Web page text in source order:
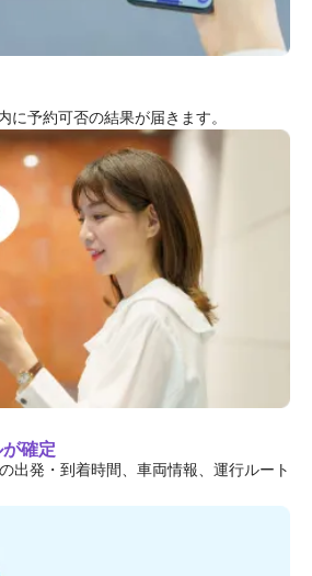
に予約可否の結果が届きます。
確定
出発・到着時間、車両情報、運行ルート